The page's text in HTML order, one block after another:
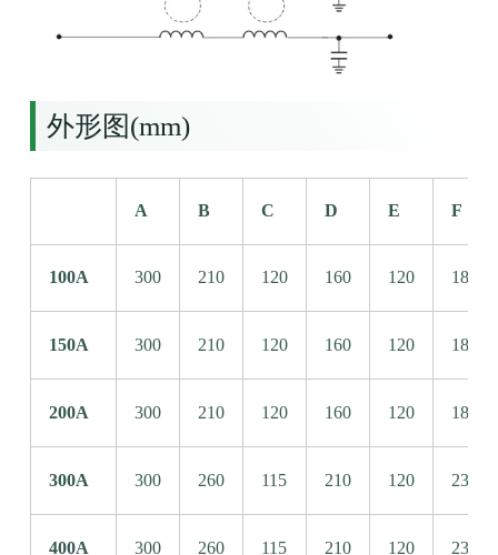
外形图(mm)
A B C D E F
100A 300 210 120 160 120 185
150A 300 210 120 160 120 185
200A 300 210 120 160 120 185
300A 300 260 115 210 120 235
400A 300 260 115 210 120 235